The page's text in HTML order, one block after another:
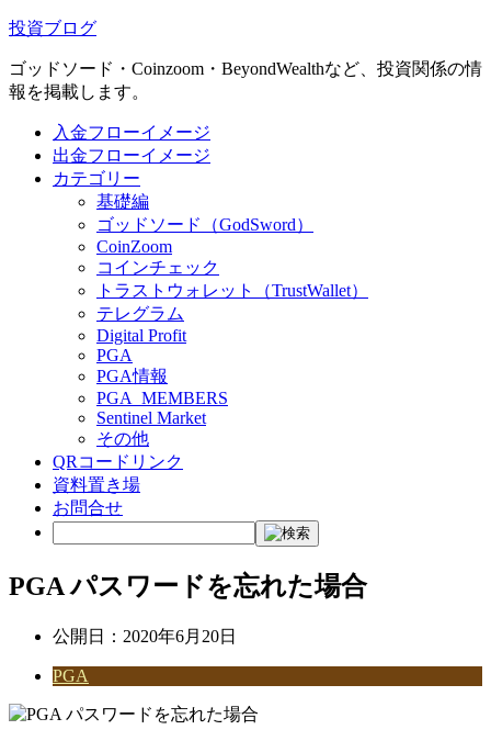
投資ブログ
ゴッドソード・Coinzoom・BeyondWealthなど、投資関係の情
報を掲載します。
入金フローイメージ
出金フローイメージ
カテゴリー
基礎編
ゴッドソード（GodSword）
CoinZoom
コインチェック
トラストウォレット（TrustWallet）
テレグラム
Digital Profit
PGA
PGA情報
PGA_MEMBERS
Sentinel Market
その他
QRコードリンク
資料置き場
お問合せ
PGA パスワードを忘れた場合
公開日： 2020年6月20日
PGA